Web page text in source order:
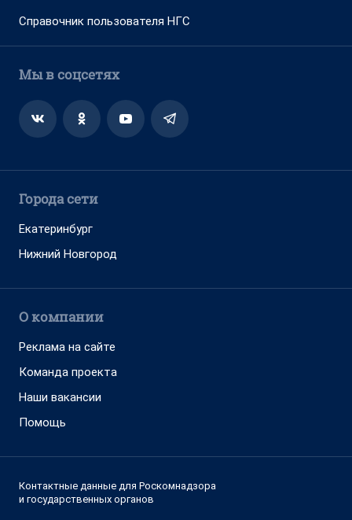
Справочник пользователя НГС
Мы в соцсетях
Города сети
Екатеринбург
Нижний Новгород
О компании
Реклама на сайте
Команда проекта
Наши вакансии
Помощь
Контактные данные для Роскомнадзора
и государственных органов